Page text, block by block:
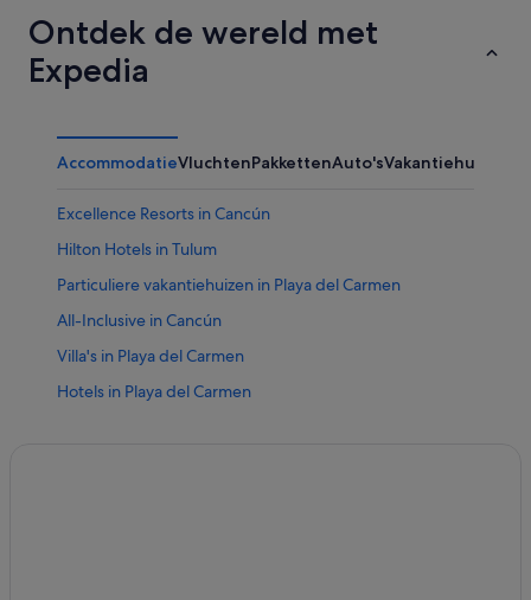
Ontdek de wereld met
Expedia
AccommodatieVluchtenPakkettenAuto'sVakantiehuizen
Excellence Resorts in Cancún
Hilton Hotels in Tulum
Particuliere vakantiehuizen in Playa del Carmen
All-Inclusive in Cancún
Villa's in Playa del Carmen
Hotels in Playa del Carmen